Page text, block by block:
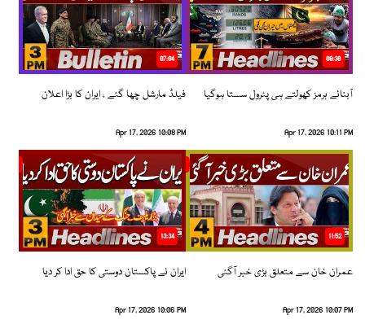
08:36
آبنائے ہرمز کھولتے ہی پٹرول سستا ہوگیا
Apr 17, 2026 10:11 PM
07:04
فیلڈ مارشل چھا گئے ، ایران کا بڑا اعلان
Apr 17, 2026 10:08 PM
11:52
عمران خان سے متعلق بڑی خبر آگئی
Apr 17, 2026 10:07 PM
13:34
ایران نے پاکستان دوستی کا حق ادا کر دیا
Apr 17, 2026 10:06 PM